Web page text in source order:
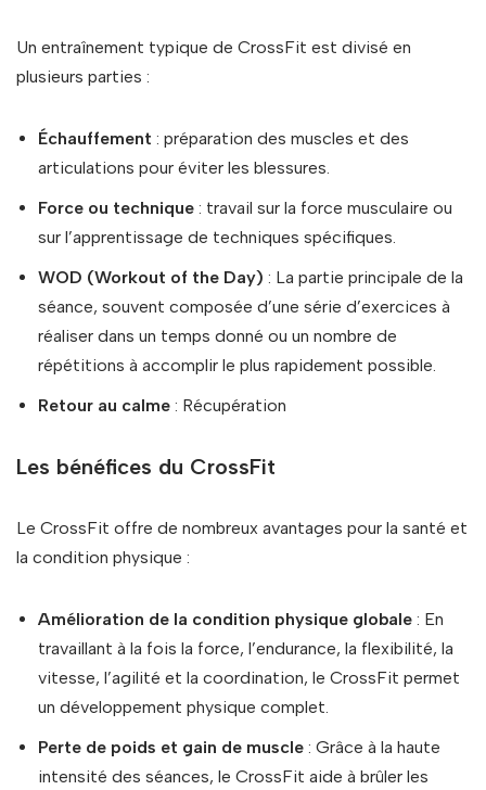
Un entraînement typique de CrossFit est divisé en
plusieurs parties :
Échauffement : préparation des muscles et des
articulations pour éviter les blessures.
Force ou technique : travail sur la force musculaire ou
sur l’apprentissage de techniques spécifiques.
WOD (Workout of the Day) : La partie principale de la
séance, souvent composée d’une série d’exercices à
réaliser dans un temps donné ou un nombre de
répétitions à accomplir le plus rapidement possible.
Retour au calme : Récupération
Les bénéfices du CrossFit
Le CrossFit offre de nombreux avantages pour la santé et
la condition physique :
Amélioration de la condition physique globale : En
travaillant à la fois la force, l’endurance, la flexibilité, la
vitesse, l’agilité et la coordination, le CrossFit permet
un développement physique complet.
Perte de poids et gain de muscle : Grâce à la haute
intensité des séances, le CrossFit aide à brûler les